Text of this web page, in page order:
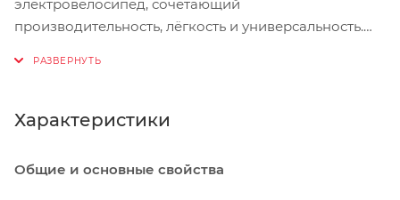
электровелосипед, сочетающий
производительность, лёгкость и универсальность.
педалирования и отличную поддержку на
малым весом и высокой энергоэффективностью,
Характеристики
Общие и основные свойства